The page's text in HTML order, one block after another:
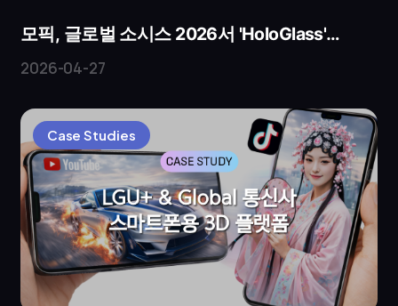
모픽, 글로벌 소시스 2026서 'HoloGlass'
선보여…세계 최초 스마트폰 보호유리 형태의
2026-04-27
Case Studies